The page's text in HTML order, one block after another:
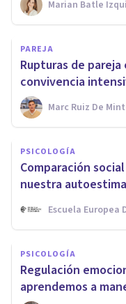
Marian Batle
PAREJA
Rupturas de
convivencia
Marc Ruiz De
PSICOLOGÍA
Comparación
nuestra
Escuela Europea
PSICOLOGÍA
Regulación
aprendemos a